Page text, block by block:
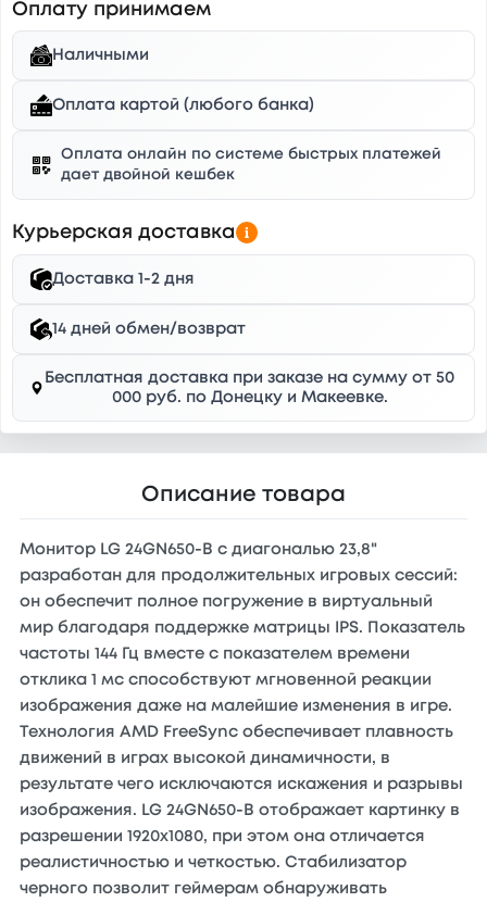
Оплату принимаем
Наличными
Оплата картой (любого банка)
Оплата онлайн по системе быстрых платежей
дает двойной кешбек
Курьерская доставка
Доставка 1-2 дня
14 дней обмен/возврат
Бесплатная доставка при заказе на сумму от 50
000 руб. по Донецку и Макеевке.
Описание товара
Монитор LG 24GN650-B с диагональю 23,8"
разработан для продолжительных игровых сессий:
он обеспечит полное погружение в виртуальный
мир благодаря поддержке матрицы IPS. Показатель
частоты 144 Гц вместе с показателем времени
отклика 1 мс способствуют мгновенной реакции
изображения даже на малейшие изменения в игре.
Технология AMD FreeSync обеспечивает плавность
движений в играх высокой динамичности, в
результате чего исключаются искажения и разрывы
изображения. LG 24GN650-B отображает картинку в
разрешении 1920x1080, при этом она отличается
реалистичностью и четкостью. Стабилизатор
черного позволит геймерам обнаруживать